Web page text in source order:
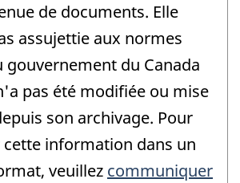
de documents. Elle
assujettie aux normes
gouvernement du Canada
pas été modifiée ou mise
son archivage. Pour
information dans un
veuillez communiquer